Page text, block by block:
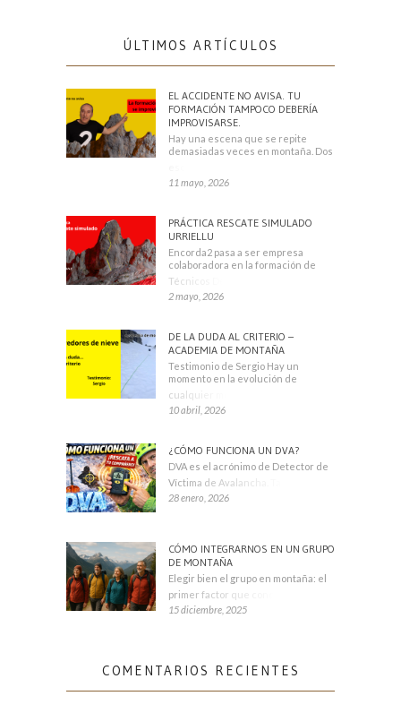
ÚLTIMOS ARTÍCULOS
EL ACCIDENTE NO AVISA. TU
FORMACIÓN TAMPOCO DEBERÍA
IMPROVISARSE.
Hay una escena que se repite
demasiadas veces en montaña. Dos
11 mayo, 2026
PRÁCTICA RESCATE SIMULADO
URRIELLU
Encorda2 pasa a ser empresa
colaboradora en la formación de
Técnicos Deportivos
2 mayo, 2026
DE LA DUDA AL CRITERIO –
ACADEMIA DE MONTAÑA
Testimonio de Sergio Hay un
momento en la evolución de
cualquier montañero
10 abril, 2026
¿CÓMO FUNCIONA UN DVA?
DVA es el acrónimo de Detector de
Víctima de Avalancha. También se
28 enero, 2026
CÓMO INTEGRARNOS EN UN GRUPO
DE MONTAÑA
Elegir bien el grupo en montaña: el
primer factor que condiciona tu
15 diciembre, 2025
COMENTARIOS RECIENTES